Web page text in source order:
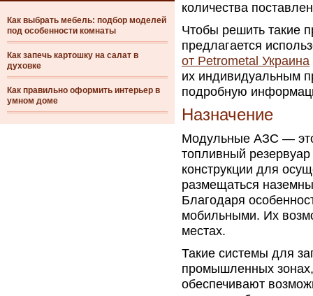
Как выбрать мебель: подбор моделей
под особенности комнаты
Как запечь картошку на салат в
духовке
Как правильно оформить интерьер в
умном доме
количества
Чтобы решить такие
предлагается
от Petrometal Украина
их индивидуальным
подробную
Назначение
Модульные АЗС — это
топливный
конструкции для
размещаться
Благодаря
мобильными. Их
местах.
Такие системы для
промышленных
обеспечивают